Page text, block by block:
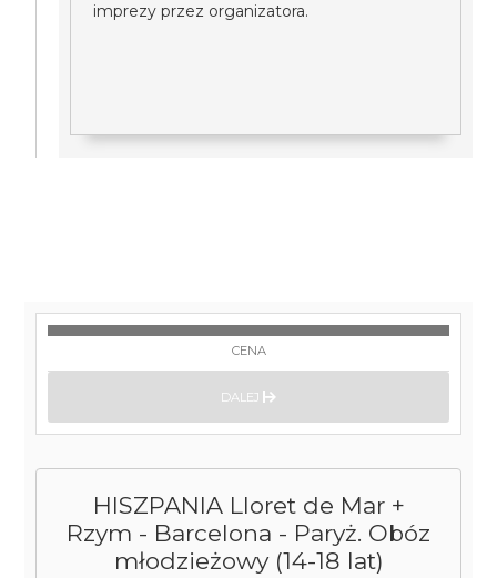
imprezy przez organizatora.
HISZPANIA Lloret de Mar +
Rzym - Barcelona - Paryż. Obóz
młodzieżowy (14-18 lat)
CENA
DALEJ